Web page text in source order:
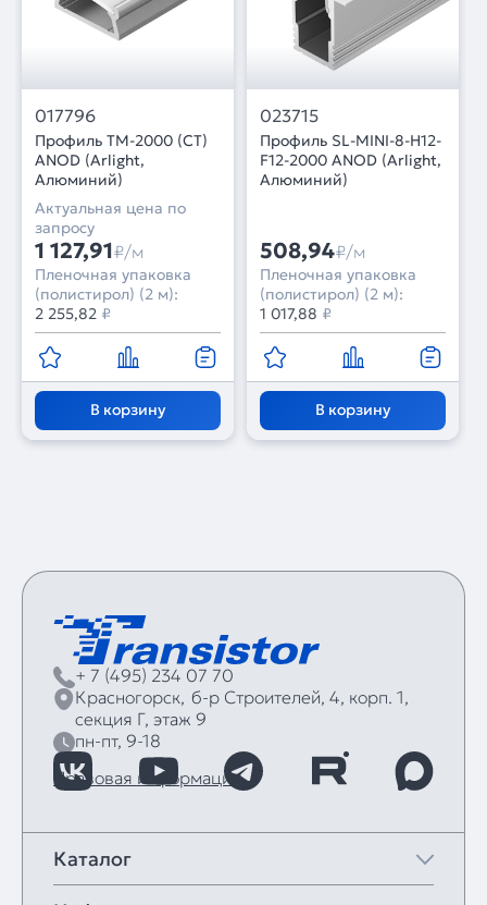
017796
Профиль TM-2000 (CT)
ANOD (Arlight,
Алюминий)
Актуальная цена по
запросу
1 127,91₽/м
Пленочная упаковка
(полистирол) (2 м):
2 255,82 ₽
В корзину
023715
Профиль SL-MINI-8-H12-
F12-2000 ANOD (Arlight,
Алюминий)
508,94₽/м
Пленочная упаковка
(полистирол) (2 м):
1 017,88 ₽
В корзину
+ 7 (495) 234 07 70
Красногорск, б‑р Строителей, 4, корп. 1,
секция Г, этаж 9
пн-пт, 9-18
Правовая информация
Каталог